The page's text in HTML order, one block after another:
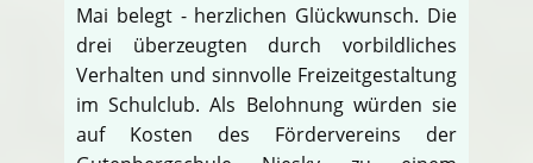
Mai belegt - herzlichen Glückwunsch. Die
drei überzeugten durch vorbildliches
Verhalten und sinnvolle Freizeitgestaltung
im Schulclub. Als Belohnung würden sie
auf Kosten des Fördervereins der